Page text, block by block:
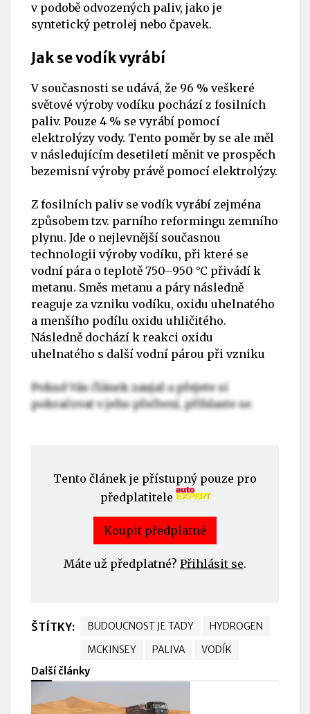
v podobě odvozených paliv, jako je
syntetický petrolej nebo čpavek.
Jak se vodík vyrábí
V současnosti se udává, že 96 % veškeré
světové výroby vodíku pochází z fosilních
paliv. Pouze 4 % se vyrábí pomocí
elektrolýzy vody. Tento poměr by se ale měl
v následujícím desetiletí měnit ve prospěch
bezemisní výroby právě pomocí elektrolýzy.
Z fosilních paliv se vodík vyrábí zejména
způsobem tzv. parního reformingu zemního
plynu. Jde o nejlevnější současnou
technologii výroby vodíku, při které se
vodní pára o teplotě 750–950 °C přivádí k
metanu. Směs metanu a páry následně
reaguje za vzniku vodíku, oxidu uhelnatého
a menšího podílu oxidu uhličitého.
Následně dochází k reakci oxidu
uhelnatého s další vodní párou při vzniku
Pokud Vás článek zaujal a přejete si
pokračovat v jeho přečtení, přihlaste se.
Tento článek je přístupný pouze pro
předplatitele
Koupit předplatné
Máte už předplatné? Přihlásit se.
ŠTÍTKY: BUDOUCNOST JE TADY
HYDROGEN
MCKINSEY
PALIVA
VODÍK
Další články